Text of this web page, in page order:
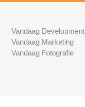
Vandaag Development
Vandaag Marketing
Vandaag Fotografie